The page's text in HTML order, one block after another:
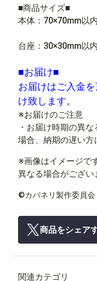
■商品サイズ■
本体：70×70mm以内
台座：30×30mm以内
■お届け■
お届けはご入金
け致します。
※お届けのご注意
・お届け時期の異
場合、納期の遅い方
※画像はイメージで
異なる場合がござい
©カバネリ製作委員会
商品をシェア
関連カテゴリ